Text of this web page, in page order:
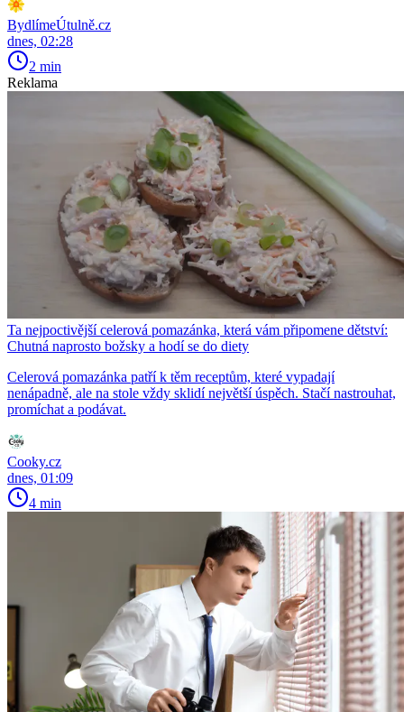
BydlímeÚtulně.cz
dnes, 02:28
2 min
Reklama
Ta nejpoctivější celerová pomazánka, která vám připomene dětství:
Chutná naprosto božsky a hodí se do diety
Celerová pomazánka patří k těm receptům, které vypadají
nenápadně, ale na stole vždy sklidí největší úspěch. Stačí nastrouhat,
promíchat a podávat.
Cooky.cz
dnes, 01:09
4 min